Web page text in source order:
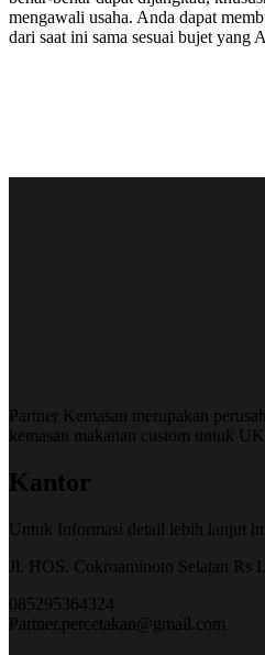
mengawali usaha. Anda dapat
dari saat ini sama sesuai bujet yang
Partner Kemasan merupakan
kemasan makanan custom untuk
Kantor
Untuk Informasi detail lebih lanjut
Jl. HOS. Cokroaminoto Selatan Rs
085295364324
Partner.percetakan@gmail.com